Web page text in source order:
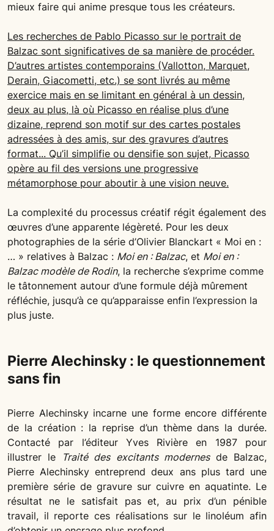
mieux faire qui anime presque tous les créateurs.
Les recherches de Pablo Picasso sur le portrait de
Balzac sont significatives de sa manière de procéder.
D’autres artistes contemporains (Vallotton, Marquet,
Derain, Giacometti, etc.) se sont livrés au même
exercice mais en se limitant en général à un dessin,
deux au plus, là où Picasso en réalise plus d’une
dizaine, reprend son motif sur des cartes postales
adressées à des amis, sur des gravures d’autres
format... Qu’il simplifie ou densifie son sujet, Picasso
opère au fil des versions une progressive
métamorphose pour aboutir à une vision neuve.
La complexité du processus créatif régit également des
œuvres d’une apparente légèreté. Pour les deux
photographies de la série d’Olivier Blanckart « Moi en :
… » relatives à Balzac : Moi en : Balzac, et Moi en :
Balzac modèle de Rodin, la recherche s’exprime comme
le tâtonnement autour d’une formule déjà mûrement
réfléchie, jusqu’à ce qu’apparaisse enfin l’expression la
plus juste.
Pierre Alechinsky : le questionnement
sans fin
Pierre Alechinsky incarne une forme encore différente
de la création : la reprise d’un thème dans la durée.
Contacté par l’éditeur Yves Rivière en 1987 pour
illustrer le
Traité des excitants modernesde Balzac,
Pierre Alechinsky entreprend deux ans plus tard une
première série de gravure sur cuivre en aquatinte. Le
résultat ne le satisfait pas et, au prix d’un pénible
travail, il reporte ces réalisations sur le linoléum afin